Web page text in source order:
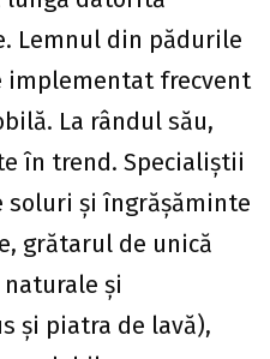
Lemnul din pădurile
implementat frecvent
La rândul său,
în trend. Specialiştii
soluri și îngrășăminte
grătarul de unică
și
și piatra de lavă),